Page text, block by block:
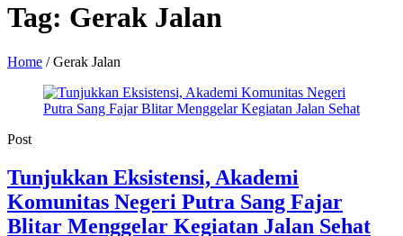
Tag: Gerak Jalan
Home /Gerak Jalan
Post
Tunjukkan Eksistensi, Akademi
Komunitas Negeri Putra Sang Fajar
Blitar Menggelar Kegiatan Jalan Sehat